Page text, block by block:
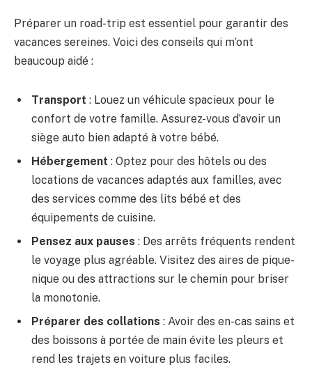
Préparer un road-trip est essentiel pour garantir des
vacances sereines. Voici des conseils qui m’ont
beaucoup aidé :
Transport : Louez un véhicule spacieux pour le
confort de votre famille. Assurez-vous d’avoir un
siège auto bien adapté à votre bébé.
Hébergement : Optez pour des hôtels ou des
locations de vacances adaptés aux familles, avec
des services comme des lits bébé et des
équipements de cuisine.
Pensez aux pauses : Des arrêts fréquents rendent
le voyage plus agréable. Visitez des aires de pique-
nique ou des attractions sur le chemin pour briser
la monotonie.
Préparer des collations : Avoir des en-cas sains et
des boissons à portée de main évite les pleurs et
rend les trajets en voiture plus faciles.